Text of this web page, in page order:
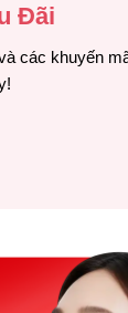
Đãi
các khuyến